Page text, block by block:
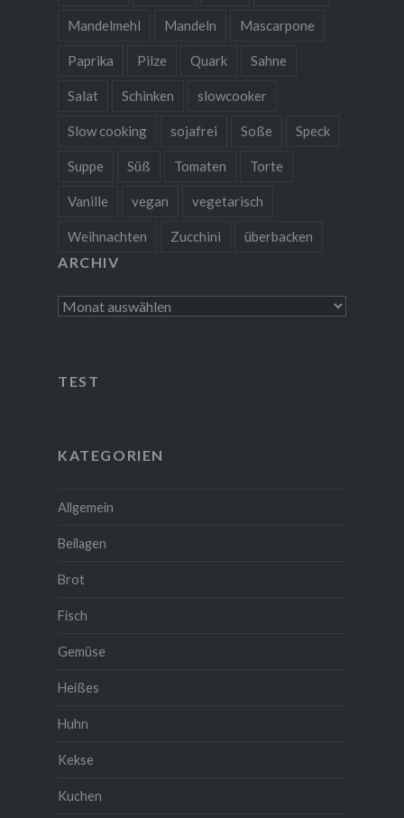
Mandelmehl Mandeln Mascarpone
Paprika Pilze Quark Sahne
Salat Schinken slowcooker
Slow cooking sojafrei Soße Speck
Suppe Süß Tomaten Torte
Vanille vegan vegetarisch
Weihnachten Zucchini überbacken
ARCHIV
Archiv
TEST
KATEGORIEN
Allgemein
Beilagen
Brot
Fisch
Gemüse
Heißes
Huhn
Kekse
Kuchen